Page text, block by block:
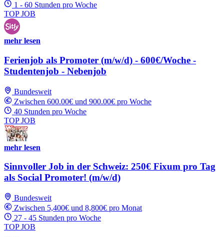
1 - 60 Stunden pro Woche
TOP JOB
mehr lesen
Ferienjob als Promoter (m/w/d) - 600€/Woche -
Studentenjob - Nebenjob
Bundesweit
Zwischen 600.00€ und 900.00€ pro Woche
40 Stunden pro Woche
TOP JOB
mehr lesen
Sinnvoller Job in der Schweiz: 250€ Fixum pro Tag
als Social Promoter! (m/w/d)
Bundesweit
Zwischen 5,400€ und 8,800€ pro Monat
27 - 45 Stunden pro Woche
TOP JOB